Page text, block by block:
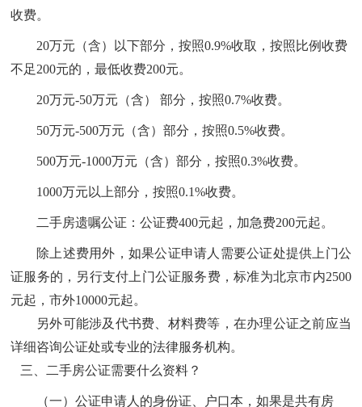
收费。
20万元（含）以下部分，按照0.9%收取，按照比例收费
不足200元的，最低收费200元。
20万元-50万元（含） 部分，按照0.7%收费。
50万元-500万元（含）部分，按照0.5%收费。
500万元-1000万元（含）部分，按照0.3%收费。
1000万元以上部分，按照0.1%收费。
二手房遗嘱公证：公证费400元起，加急费200元起。
除上述费用外，如果公证申请人需要公证处提供上门公
证服务的，另行支付上门公证服务费，标准为北京市内2500
元起，市外10000元起。
另外可能涉及代书费、材料费等，在办理公证之前应当
详细咨询公证处或专业的法律服务机构。
三、二手房公证需要什么资料？
（一）公证申请人的身份证、户口本，如果是共有房